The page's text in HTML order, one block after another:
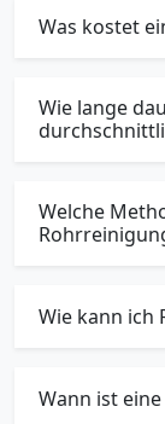
Was kostet
Wie lange
Welche
Wie kann ich
Wann ist